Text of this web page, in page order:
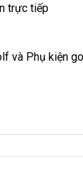
trực tiếp
và Phụ kiện